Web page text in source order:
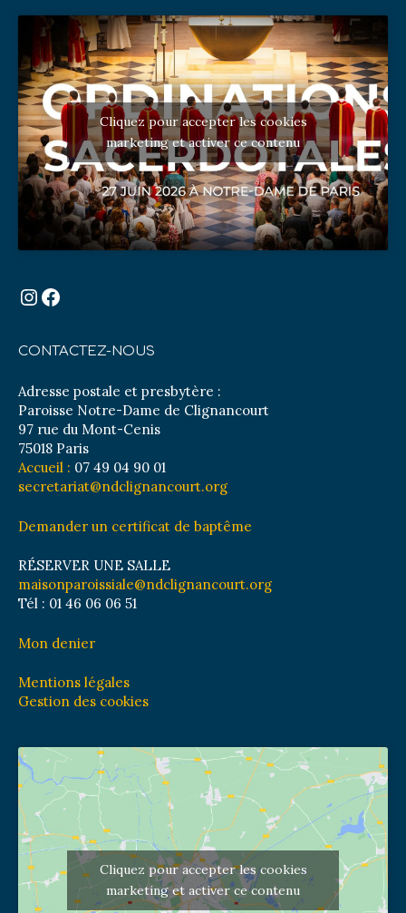
Cliquez pour accepter les cookies
marketing et activer ce contenu
Instagram
Facebook
CONTACTEZ-NOUS
Adresse postale et presbytère :
Paroisse Notre-Dame de Clignancourt
97 rue du Mont-Cenis
75018 Paris
Accueil : 07 49 04 90 01
secretariat@ndclignancourt.org
Demander un certificat de baptême
RÉSERVER UNE SALLE
maisonparoissiale@ndclignancourt.org
Tél : 01 46 06 06 51
Mon denier
Mentions légales
Gestion des cookies
Cliquez pour accepter les cookies
marketing et activer ce contenu